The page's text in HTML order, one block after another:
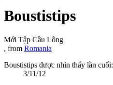
Boustistips
Mới Tập Cầu Lông
, from Romania
Boustistips được nhìn thấy lần cuối:
3/11/12